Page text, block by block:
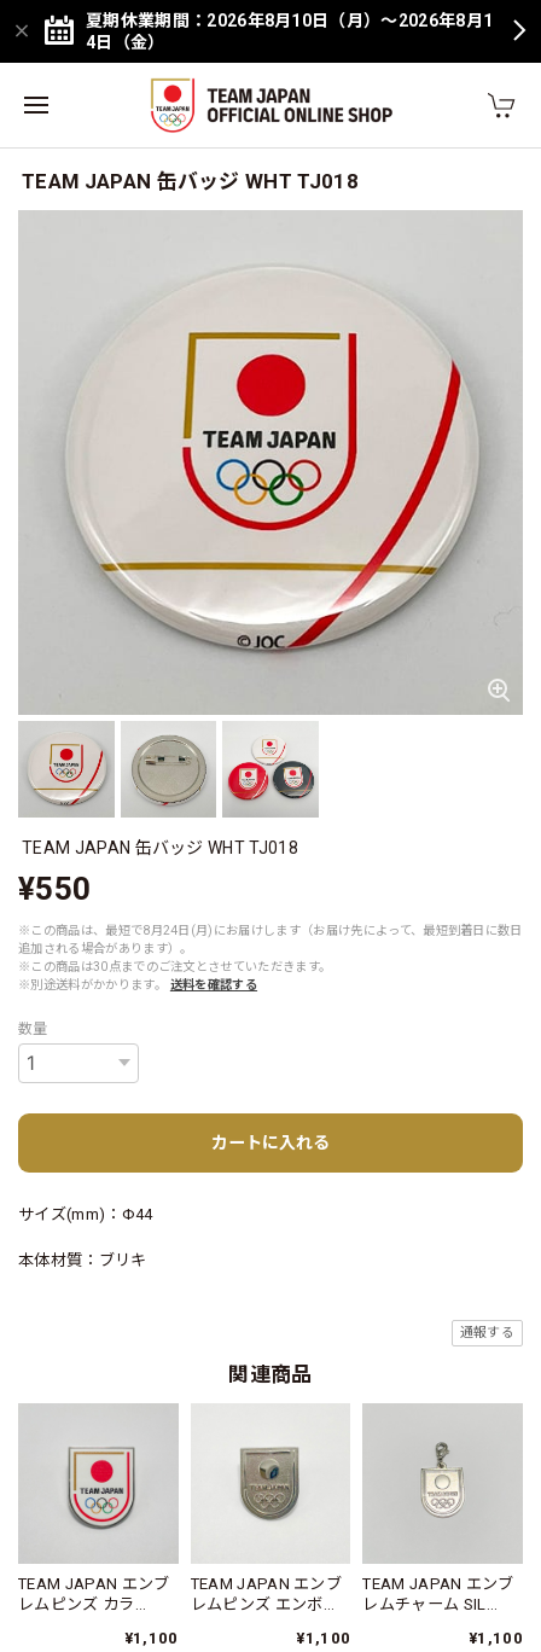
夏期休業期間：2026年8月10日（月）～2026年8月1
4日（金）
TEAM JAPAN 缶バッジ WHT TJ018
TEAM JAPAN 缶バッジ WHT TJ018
¥550
※この商品は、最短で8月24日(月)にお届けします（お届け先によって、最短到着日に数日
追加される場合があります）。
※この商品は30点までのご注文とさせていただきます。
※別途送料がかかります。
送料を確認する
数量
カートに入れる
サイズ(mm)：Φ44
本体材質：ブリキ
通報する
関連商品
TEAM JAPAN エンブ
レムピンズ カラ
¥1,100
TEAM JAPAN エンブ
レムピンズ エンボ
¥1,100
TEAM JAPAN エンブ
レムチャーム SIL
¥1,100